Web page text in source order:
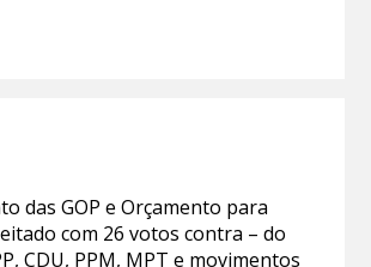
das GOP e Orçamento para
com 26 votos contra – do
CDU, PPM, MPT e movimentos